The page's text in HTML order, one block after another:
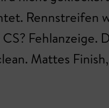
Rennstreifen
Fehlanzeige.
Mattes